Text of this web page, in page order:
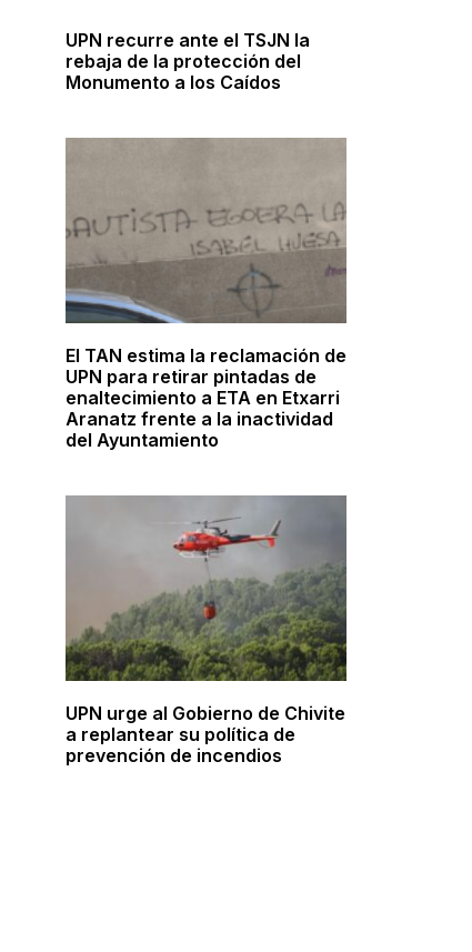
UPN recurre ante el TSJN la
rebaja de la protección del
Monumento a los Caídos
El TAN estima la reclamación de
UPN para retirar pintadas de
enaltecimiento a ETA en Etxarri
Aranatz frente a la inactividad
del Ayuntamiento
UPN urge al Gobierno de Chivite
a replantear su política de
prevención de incendios